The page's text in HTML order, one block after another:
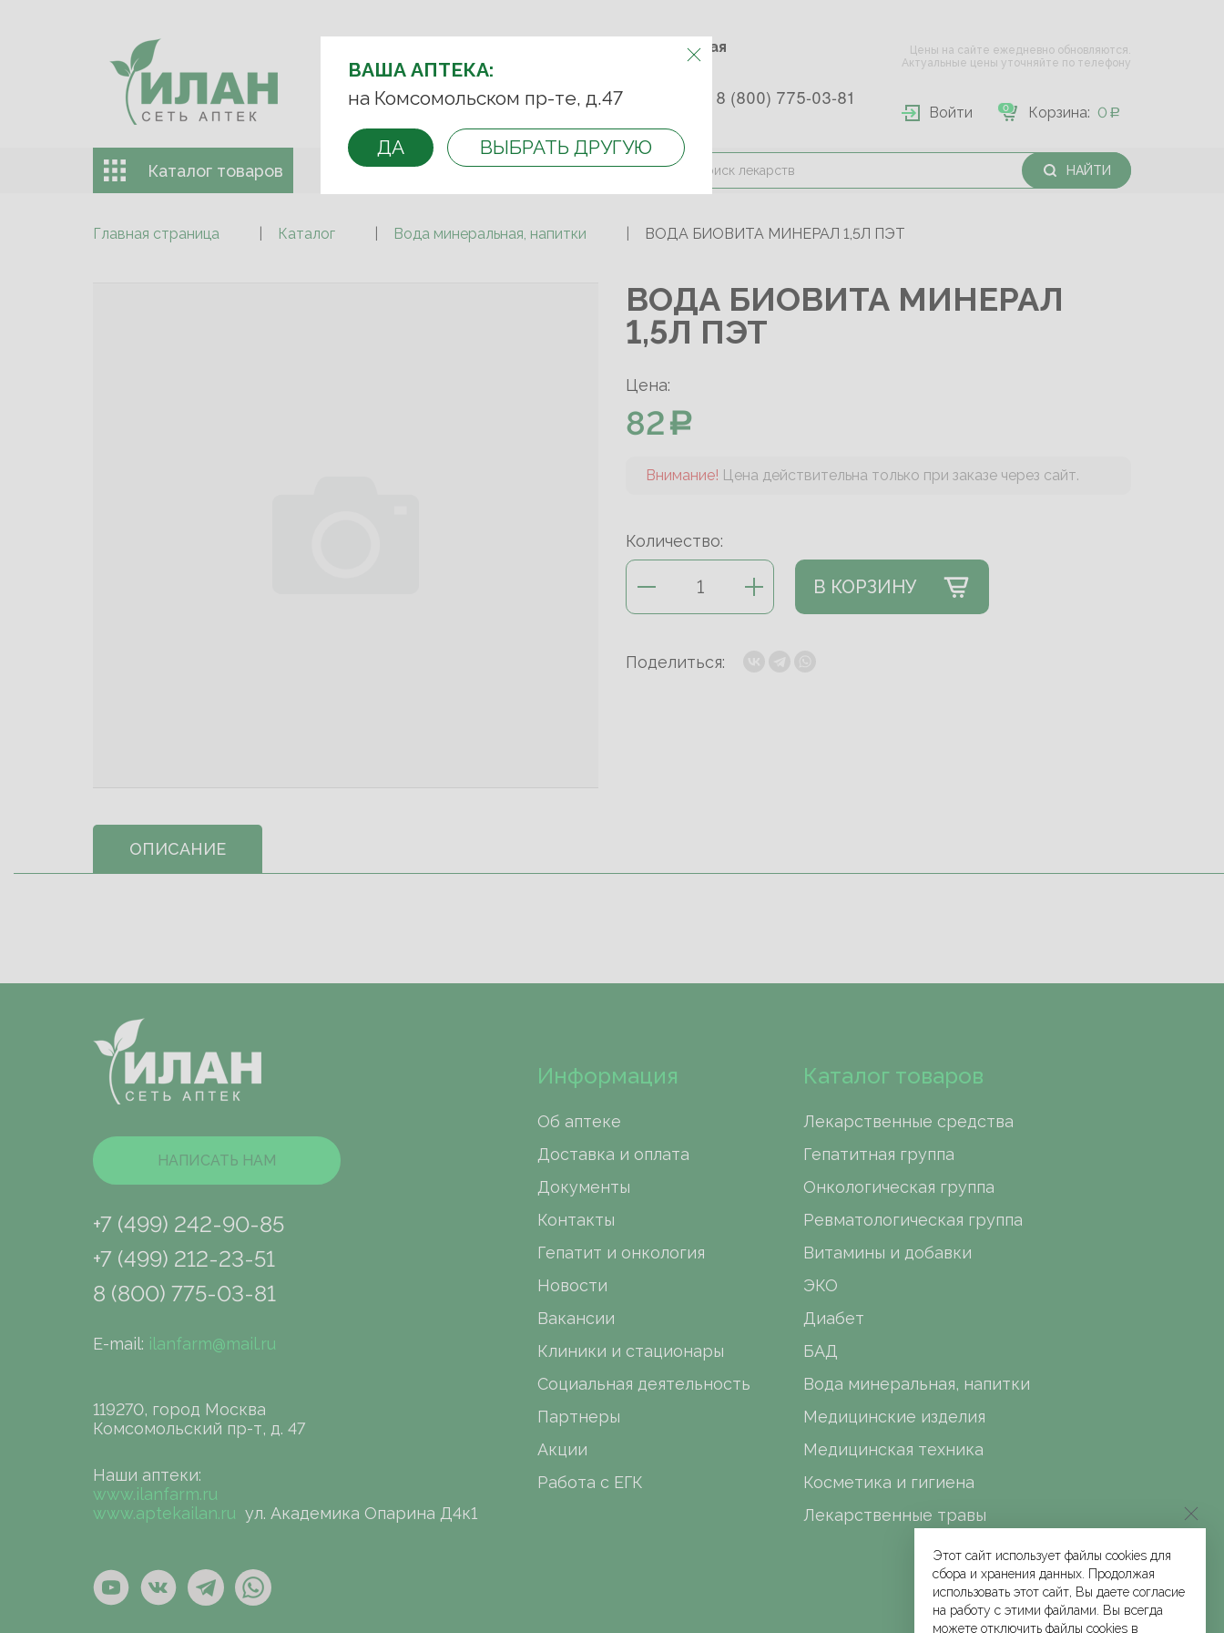
ВЫБЕРИТЕ АПТЕКУ:
м.Фрунзенская м.Спортивная
Комсомольский пр-т, д. 47
ВАША АПТЕКА:
на Комсомольском пр-те, д.47
ДА ВЫБРАТЬ ДРУГУЮ
Цены на сайте ежедневно обновляются.
Актуальные цены уточняйте по телефону
+7 (993) 253 45 93 +7 (499) 242-90-85 8 (800) 775-03-81
Войти Корзина: 0
0
Каталог товаров Доставка и оплата Контакты Акции НАЙТИ
Главная страница Каталог Вода минеральная, напитки ВОДА БИОВИТА МИНЕРАЛ 1,5Л ПЭТ
ВОДА БИОВИТА МИНЕРАЛ
1,5Л ПЭТ
Цена:
82
Внимание! Цена действительна только при заказе через сайт.
Количество:
В КОРЗИНУ
Поделиться:
ОПИСАНИЕ
НАПИСАТЬ НАМ
+7 (499) 242-90-85
+7 (499) 212-23-51
8 (800) 775-03-81
E-mail: ilanfarm@mail.ru
119270, город Москва
Комсомольский пр-т, д. 47
Наши аптеки:
www.ilanfarm.ru
www.aptekailan.ru ул. Академика Опарина Д4к1
Информация
Об аптеке
Доставка и оплата
Документы
Контакты
Гепатит и онкология
Новости
Вакансии
Клиники и стационары
Социальная деятельность
Партнеры
Акции
Работа с ЕГК
Каталог товаров
Лекарственные средства
Гепатитная группа
Онкологическая группа
Ревматологическая группа
Витамины и добавки
ЭКО
Диабет
БАД
Вода минеральная, напитки
Медицинские изделия
Медицинская техника
Косметика и гигиена
Лекарственные травы
Этот сайт использует файлы cookies для
сбора и хранения данных. Продолжая
использовать этот сайт, Вы даете согласие
на работу с этими файлами. Вы всегда
можете отключить файлы cookies в